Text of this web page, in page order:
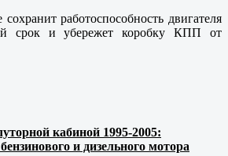
работоспособность двигателя
срок и убережет коробку КПП от
кабиной 1995-2005:
и дизельного мотора